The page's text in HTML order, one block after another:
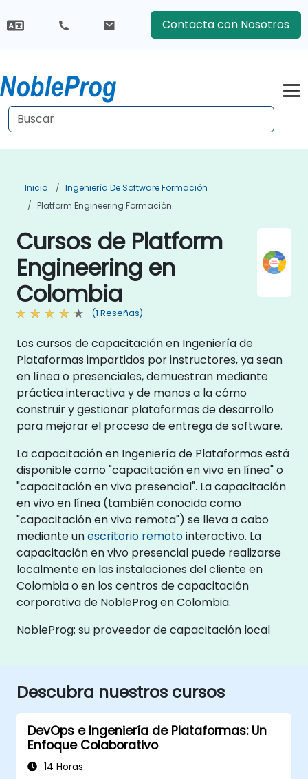
Contacta con Nosotros
Inicio
Ingeniería De Software Formación
Platform Engineering Formación
Cursos de Platform
Engineering en
Colombia
(1 Reseñas)
Los cursos de capacitación en Ingeniería de
Plataformas impartidos por instructores, ya sean
en línea o presenciales, demuestran mediante
práctica interactiva y de manos a la cómo
construir y gestionar plataformas de desarrollo
para mejorar el proceso de entrega de software.
La capacitación en Ingeniería de Plataformas está
disponible como "capacitación en vivo en línea" o
"capacitación en vivo presencial". La capacitación
en vivo en línea (también conocida como
"capacitación en vivo remota") se lleva a cabo
mediante unescritorio remotointeractivo. La
capacitación en vivo presencial puede realizarse
localmente en las instalaciones del cliente en
Colombia o en los centros de capacitación
corporativa de NobleProg en Colombia.
NobleProg: su proveedor de capacitación local
Descubra nuestros cursos
DevOps e Ingeniería de Plataformas: Un
Enfoque Colaborativo
14 Horas